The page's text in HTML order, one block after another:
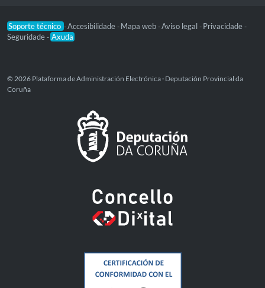
Soporte técnico -Accesibilidade - Mapa web -Aviso legal - Privacidade -
Seguridade - Axuda
© 2026 Plataforma de Administración Electrónica · Deputación Provincial da
Coruña